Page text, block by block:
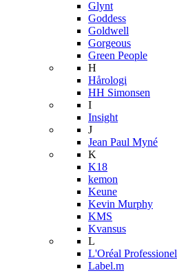
Glynt
Goddess
Goldwell
Gorgeous
Green People
H
Hårologi
HH Simonsen
I
Insight
J
Jean Paul Myné
K
K18
kemon
Keune
Kevin Murphy
KMS
Kvansus
L
L'Oréal Professionel
Label.m